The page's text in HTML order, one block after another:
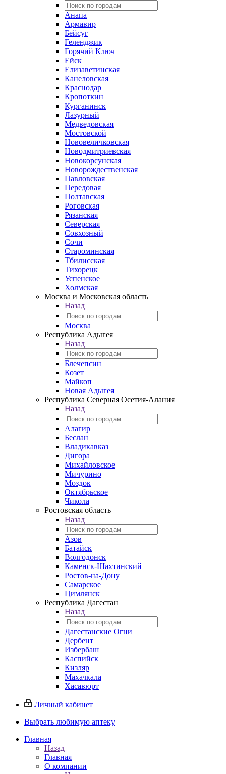
Анапа
Армавир
Бейсуг
Геленджик
Горячий Ключ
Ейск
Елизаветинская
Канеловская
Краснодар
Кропоткин
Курганинск
Лазурный
Медведовская
Мостовской
Нововеличковская
Новодмитриевская
Новокорсунская
Новорождественская
Павловская
Передовая
Полтавская
Роговская
Рязанская
Северская
Совхозный
Сочи
Староминская
Тбилисская
Тихорецк
Успенское
Холмская
Москва и Московская область
Назад
Москва
Республика Адыгея
Назад
Блечепсин
Козет
Майкоп
Новая Адыгея
Республика Северная Осетия-Алания
Назад
Алагир
Беслан
Владикавказ
Дигора
Михайловское
Мичурино
Моздок
Октябрьское
Чикола
Ростовская область
Назад
Азов
Батайск
Волгодонск
Каменск-Шахтинский
Ростов-на-Дону
Самарское
Цимлянск
Республика Дагестан
Назад
Дагестанские Огни
Дербент
Избербаш
Каспийск
Кизляр
Махачкала
Хасавюрт
Личный кабинет
Выбрать любимую аптеку
Главная
Назад
Главная
О компании